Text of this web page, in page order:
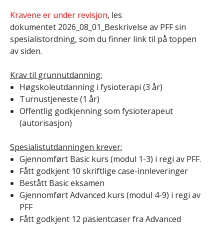
Kravene er under revisjon, les
dokumentet 2026_08_01_Beskrivelse av PFF sin
spesialistordning, som du finner link til på toppen
av siden.
Krav til grunnutdanning:
Høgskoleutdanning i fysioterapi (3 år)
Turnustjeneste (1 år)
Offentlig godkjenning som fysioterapeut
(autorisasjon)
Spesialistutdanningen krever:
Gjennomført Basic kurs (modul 1-3) i regi av PFF.
Fått godkjent 10 skriftlige case-innleveringer
Bestått Basic eksamen
Gjennomført Advanced kurs (modul 4-9) i regi av
PFF
Fått godkjent 12 pasientcaser fra Advanced